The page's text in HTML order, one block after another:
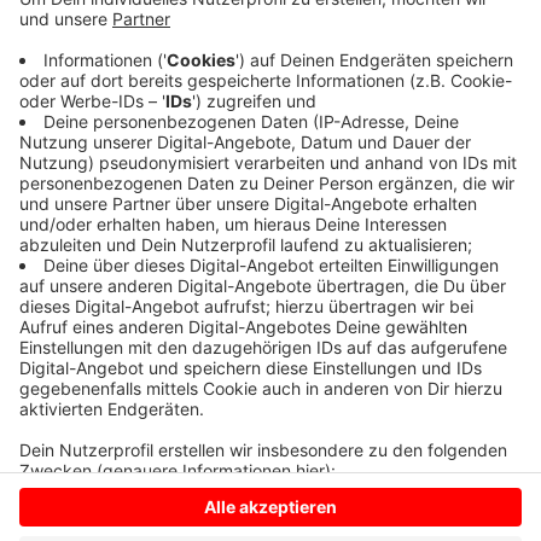
Der Wagen rutschte in den Graben. Niemand wurde
verletzt. Ein Abschlepper zog den Wagen aus dem
Graben. Alles ist glimpflich abgelaufen. Vor allem in
den Außenbereichen war es heute Morgen glatt.
Insgesamt hatten sich die Autofahrer darauf gut
eingestellt.
Anzeige